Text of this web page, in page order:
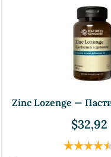
$32,92